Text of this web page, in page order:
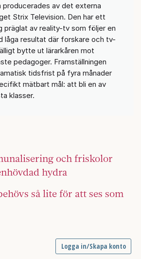
producerades av det externa
Strix Television. Den har ett
präglat av reality-tv som följer en
låga resultat där forskare och tv-
bytte ut lärarkåren mot
pedagoger. Framställningen
tidsfrist på fyra månader
mätbart mål: att bli en av
klasser.
och friskolor
hydra
så lite för att ses som